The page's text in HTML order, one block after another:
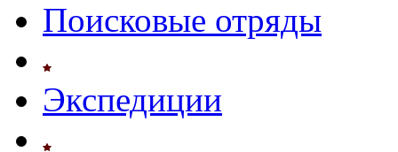
Поисковые отряды
Экспедиции